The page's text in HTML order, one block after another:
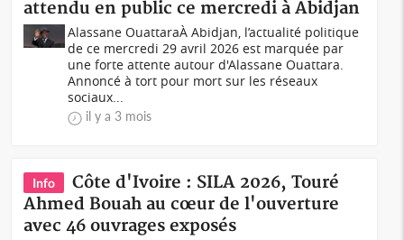
attendu en public ce mercredi à Abidjan
Alassane OuattaraÀ Abidjan, l’actualité politique
de ce mercredi 29 avril 2026 est marquée par
une forte attente autour d'Alassane Ouattara.
Annoncé à tort pour mort sur les réseaux
sociaux...
il y a 3 mois
Info
Côte d'Ivoire : SILA 2026, Touré
Ahmed Bouah au cœur de l'ouverture
avec 46 ouvrages exposés